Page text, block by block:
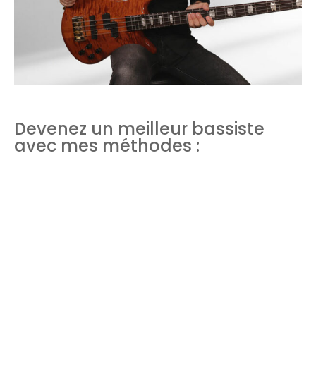
Devenez un meilleur bassiste
avec mes méthodes :